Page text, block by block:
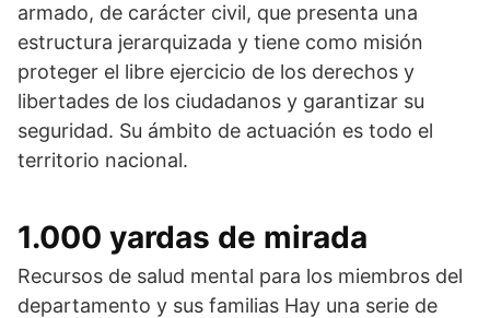
armado, de carácter civil, que presenta una
estructura jerarquizada y tiene como misión
proteger el libre ejercicio de los derechos y
libertades de los ciudadanos y garantizar su
seguridad. Su ámbito de actuación es todo el
territorio nacional.
1.000 yardas de mirada
Recursos de salud mental para los miembros del
departamento y sus familias Hay una serie de